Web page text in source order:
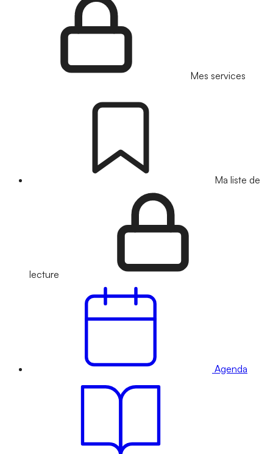
Mes services
Ma liste de
lecture
Agenda